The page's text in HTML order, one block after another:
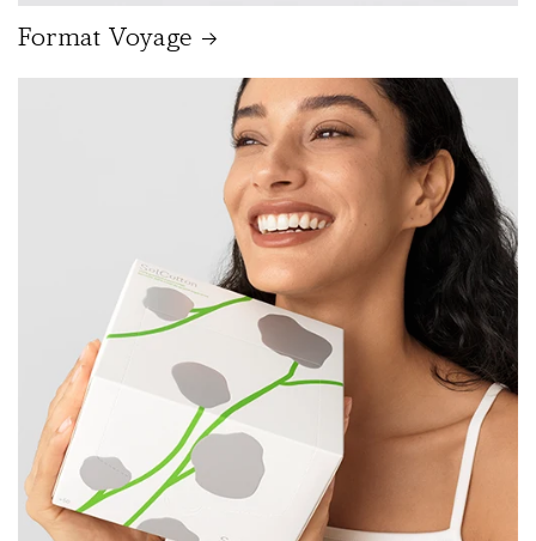
Format Voyage